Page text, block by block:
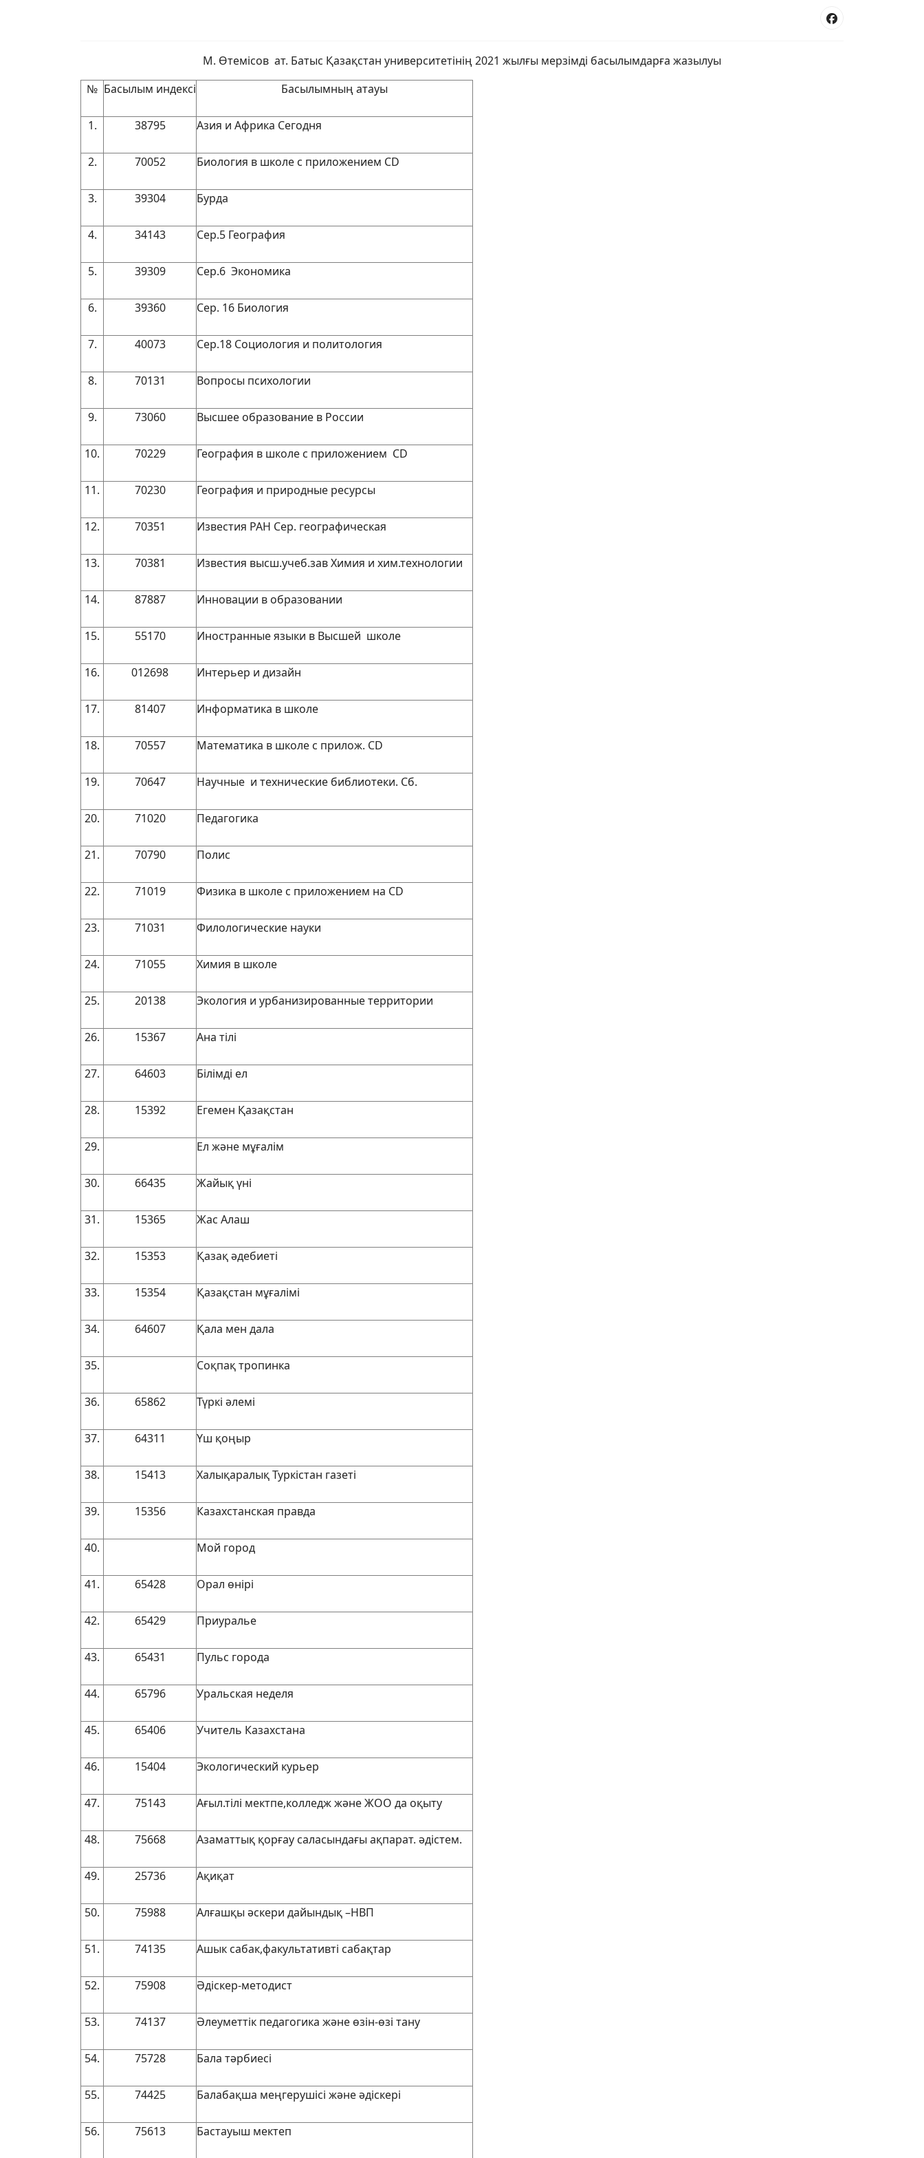
М. Өтемісов ат. Батыс Қазақстан университетінің 2021 жылғы мерзімді басылымдарға жазылуы
№ Басылым индексі Басылымның атауы
1. 38795 Азия и Африка Сегодня
2. 70052 Биология в школе с приложением CD
3. 39304 Бурда
4. 34143 Сер.5 География
5. 39309 Сер.6 Экономика
6. 39360 Сер. 16 Биология
7. 40073 Сер.18 Социология и политология
8. 70131 Вопросы психологии
9. 73060 Высшее образование в России
10. 70229 География в школе с приложением CD
11. 70230 География и природные ресурсы
12. 70351 Известия РАН Сер. географическая
13. 70381 Известия высш.учеб.зав Химия и хим.технологии
14. 87887 Инновации в образовании
15. 55170 Иностранные языки в Высшей школе
16. 012698 Интерьер и дизайн
17. 81407 Информатика в школе
18. 70557 Математика в школе с прилож. CD
19. 70647 Научные и технические библиотеки. Сб.
20. 71020 Педагогика
21. 70790 Полис
22. 71019 Физика в школе с приложением на CD
23. 71031 Филологические науки
24. 71055 Химия в школе
25. 20138 Экология и урбанизированные территории
26. 15367 Ана тілі
27. 64603 Білімді ел
28. 15392 Егемен Қазақстан
29. Ел және мұғалім
30. 66435 Жайық үні
31. 15365 Жас Алаш
32. 15353 Қазақ әдебиеті
33. 15354 Қазақстан мұғалімі
34. 64607 Қала мен дала
35. Соқпақ тропинка
36. 65862 Түркі әлемі
37. 64311 Үш қоңыр
38. 15413 Халықаралық Туркістан газеті
39. 15356 Казахстанская правда
40. Мой город
41. 65428 Орал өнірі
42. 65429 Приуралье
43. 65431 Пульс города
44. 65796 Уральская неделя
45. 65406 Учитель Казахстана
46. 15404 Экологический курьер
47. 75143 Ағыл.тілі мектпе,колледж және ЖОО да оқыту
48. 75668 Азаматтық қорғау саласындағы ақпарат. әдістем.
49. 25736 Ақиқат
50. 75988 Алғашқы әскери дайындық –НВП
51. 74135 Ашык сабак,факультативті сабақтар
52. 75908 Әдіскер-методист
53. 74137 Әлеуметтік педагогика және өзін-өзі тану
54. 75728 Бала тәрбиесі
55. 74425 Балабақша меңгерушісі және әдіскері
56. 75613 Бастауыш мектеп